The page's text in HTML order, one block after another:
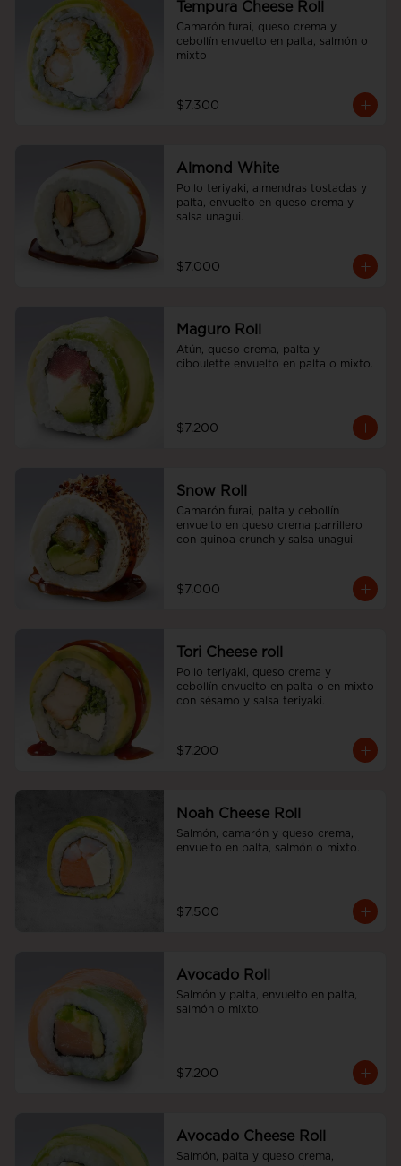
Tempura Cheese Roll
Camarón furai, queso crema y
cebollín envuelto en palta, salmón o
mixto
$7.300
Almond White
Pollo teriyaki, almendras tostadas y
palta, envuelto en queso crema y
salsa unagui.
$7.000
Maguro Roll
Atún, queso crema, palta y
ciboulette envuelto en palta o mixto.
$7.200
Snow Roll
Camarón furai, palta y cebollín
envuelto en queso crema parrillero
con quinoa crunch y salsa unagui.
$7.000
Tori Cheese roll
Pollo teriyaki, queso crema y
cebollín envuelto en palta o en mixto
con sésamo y salsa teriyaki.
$7.200
Noah Cheese Roll
Salmón, camarón y queso crema,
envuelto en palta, salmón o mixto.
$7.500
Avocado Roll
Salmón y palta, envuelto en palta,
salmón o mixto.
$7.200
Avocado Cheese Roll
Salmón, palta y queso crema,